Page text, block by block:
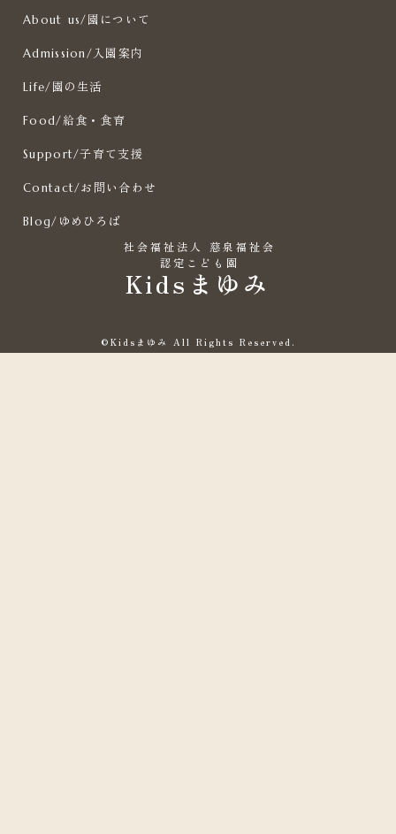
About us/園について
Admission/入園案内
Life/園の生活
Food/給食・食育
Support/子育て支援
Contact/お問い合わせ
Blog/ ゆめひろば
社会福祉法人 慈泉福祉会
認定こども園
Kidsまゆみ
©Kidsまゆみ All Rights Reserved.